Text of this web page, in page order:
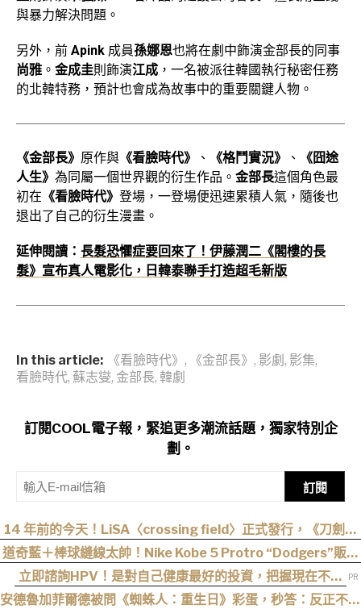
與暴力解決問題。
另外，前 Apink 成員孫娜恩也將在劇中飾演金部長的同事
尚雅 。 金成圭則飾演江成 ，一名被派往韓國執行秘密任務
的北韓特務，預計也會成為故事中的重要關鍵人物。
《金部長》 原作與 《看臉時代》 、 《格鬥實況》 、
《囧途
人生》 為同屬一個世界觀的衍生作品。 金部長這個角色最
初在 《看臉時代》 登場，一登場便迅速累積人氣，隨後也
退出了自己的衍生漫畫。
延伸閱讀： 長髮恐懼症要回來了！伊藤潤二《閣樓的長
髮》宣布真人電影化，日韓泰聯手打造超毛新版
In this article: 《看臉時代》 , 《金部長》 , 影劇 , 影集,
看臉時代, 蘇志燮, 金部長, 韓劇
訂閱COOL電子報，緊追更多潮流話題，獨家特別企
劃。
訂閱
14 年前的今天！LiSA〈crossing field〉正式發行，《刀劍神
域》OP 不只熱血還藏著桐人、亞絲娜最深的羈絆
道奇藍＋棒球縫線太帥！Nike Kobe 5 Protro “Dodgers”販售
資訊釋出
立即諮詢HPV！是對自己健康最好的投資，把握現在不嫌
晚！
安德魯加菲爾德被問《蜘蛛人：重生日》彩蛋，秒答：反正不是